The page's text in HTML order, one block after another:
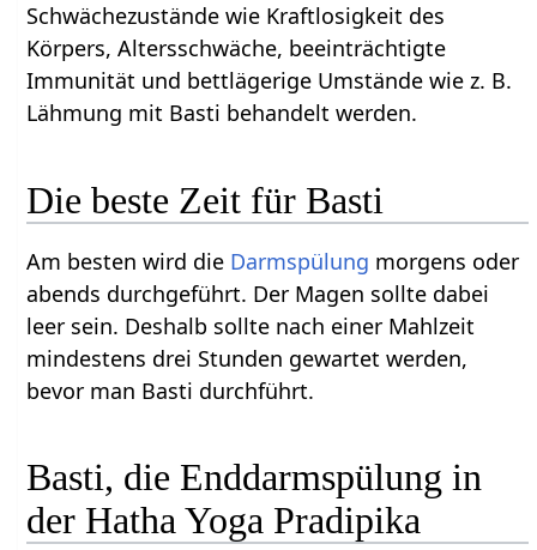
Schwächezustände wie Kraftlosigkeit des
Körpers, Altersschwäche, beeinträchtigte
Immunität und bettlägerige Umstände wie z. B.
Lähmung mit Basti behandelt werden.
Die beste Zeit für Basti
Am besten wird die Darmspülung morgens oder
abends durchgeführt. Der Magen sollte dabei
leer sein. Deshalb sollte nach einer Mahlzeit
mindestens drei Stunden gewartet werden,
bevor man Basti durchführt.
Basti, die Enddarmspülung in
der Hatha Yoga Pradipika